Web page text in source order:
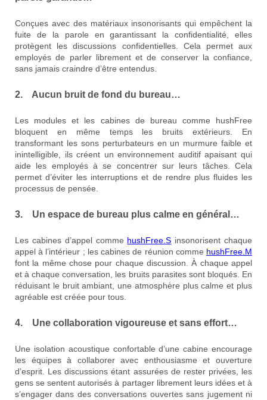
Conçues avec des matériaux insonorisants qui empêchent la
fuite de la parole en garantissant la confidentialité, elles
protègent les discussions confidentielles. Cela permet aux
employés de parler librement et de conserver la confiance,
sans jamais craindre d’être entendus.
2. Aucun bruit de fond du bureau…
Les modules et les cabines de bureau comme hushFree
bloquent en même temps les bruits extérieurs. En
transformant les sons perturbateurs en un murmure faible et
inintelligible, ils créent un environnement auditif apaisant qui
aide les employés à se concentrer sur leurs tâches. Cela
permet d’éviter les interruptions et de rendre plus fluides les
processus de pensée.
3. Un espace de bureau plus calme en général…
Les cabines d’appel comme hushFree.S insonorisent chaque
appel à l’intérieur ; les cabines de réunion comme hushFree.M
font la même chose pour chaque discussion. À chaque appel
et à chaque conversation, les bruits parasites sont bloqués. En
réduisant le bruit ambiant, une atmosphère plus calme et plus
agréable est créée pour tous.
4. Une collaboration vigoureuse et sans effort…
Une isolation acoustique confortable d’une cabine encourage
les équipes à collaborer avec enthousiasme et ouverture
d’esprit. Les discussions étant assurées de rester privées, les
gens se sentent autorisés à partager librement leurs idées et à
s’engager dans des conversations ouvertes sans jugement ni